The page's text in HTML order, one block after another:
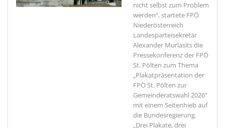
nicht selbst zum Problem
werden“, startete FPÖ
Niederösterreich
Landesparteisekretär
Alexander Murlasits die
Pressekonferenz der FPÖ
St. Pölten zum Thema
„Plakatpräsentation der
FPÖ St. Pölten zur
Gemeinderatswahl 2026“
mit einem Seitenhieb auf
die Bundesregierung.
„Drei Plakate, drei